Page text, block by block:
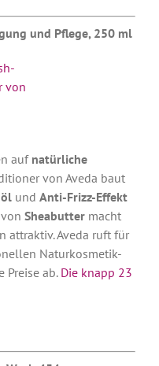
und Pflege, 250 ml
aufnatürliche
von Aveda baut
und Anti-Frizz-Effekt
Sheabuttermacht
attraktiv. Aveda ruft für
Naturkosmetik-
Preise ab. Die knapp 23